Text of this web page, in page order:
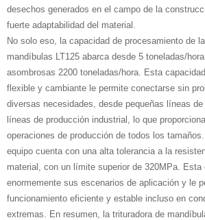
desechos generados en el campo de la
fuerte adaptabilidad del material.
No solo eso, la capacidad de procesamiento de
mandíbulas LT125 abarca desde 5 toneladas/
asombrosas 2200 toneladas/hora. Esta
flexible y cambiante le permite conectarse sin
diversas necesidades, desde pequeñas líneas
líneas de producción industrial, lo que
operaciones de producción de todos los
equipo cuenta con una alta tolerancia a la
material, con un límite superior de 320MPa.
enormemente sus escenarios de aplicación y le
funcionamiento eficiente y estable incluso en
extremas. En resumen, la trituradora de